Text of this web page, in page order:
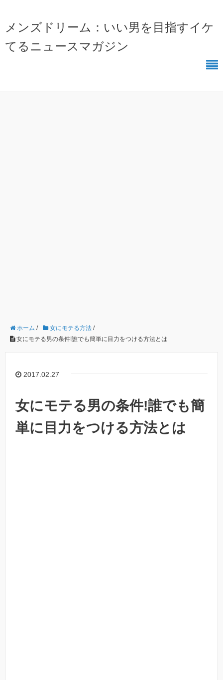
メンズドリーム：いい男を目指すイケ
てるニュースマガジン
ホーム / 女にモテる方法 /
女にモテる男の条件!誰でも簡単に目力をつける方法とは
2017.02.27
女にモテる男の条件!誰でも簡
単に目力をつける方法とは